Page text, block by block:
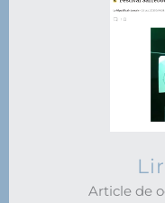
Article de